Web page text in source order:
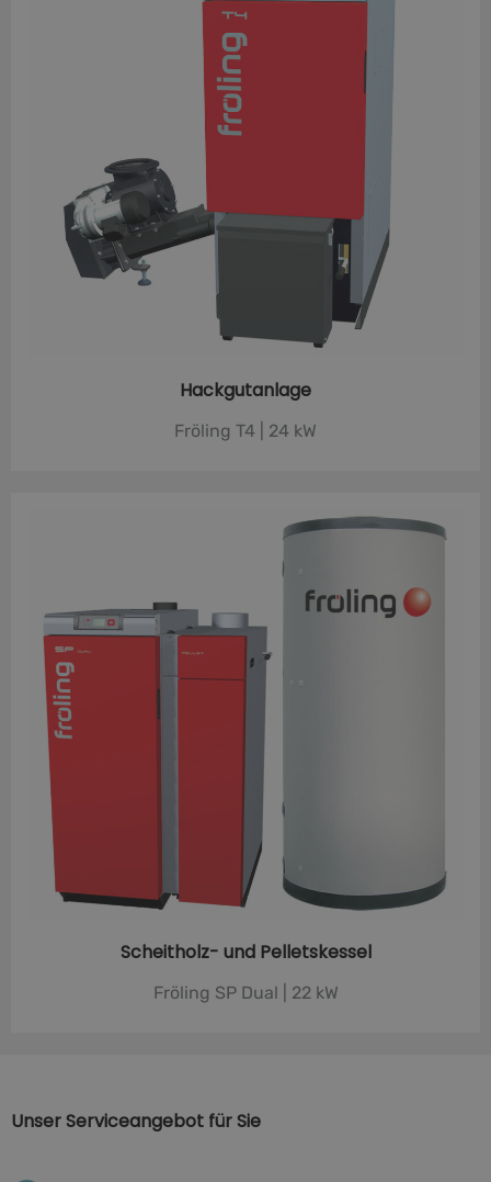
Hackgutanlage
Fröling T4 | 24 kW
Scheitholz- und Pelletskessel
Fröling SP Dual | 22 kW
Unser Serviceangebot für Sie